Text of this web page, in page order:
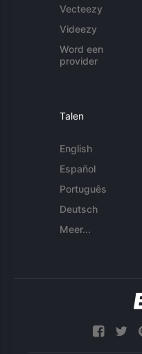
Vecteezy
Videezy
Word een
provider
Talen
English
Español
Português
Deutsch
Meer...